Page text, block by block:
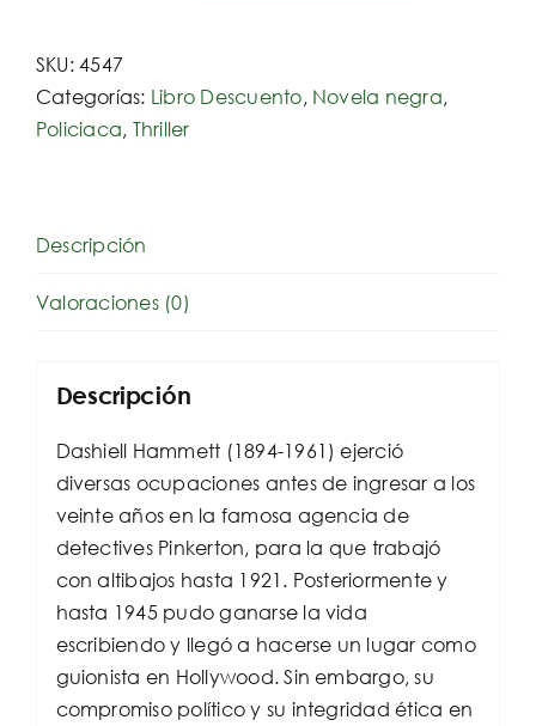
halcón
maltés
cantidad
SKU:4547
Categorías: Libro Descuento, Novela negra,
Policiaca, Thriller
Descripción
Valoraciones (0)
Descripción
Dashiell Hammett (1894-1961) ejerció
diversas ocupaciones antes de ingresar a los
veinte años en la famosa agencia de
detectives Pinkerton, para la que trabajó
con altibajos hasta 1921. Posteriormente y
hasta 1945 pudo ganarse la vida
escribiendo y llegó a hacerse un lugar como
guionista en Hollywood. Sin embargo, su
compromiso político y su integridad ética en